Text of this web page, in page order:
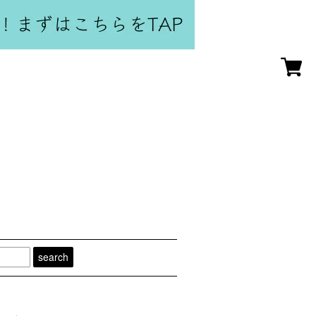
search